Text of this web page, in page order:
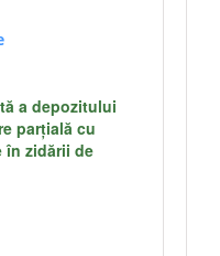
a depozitului
parțială cu
în zidării de